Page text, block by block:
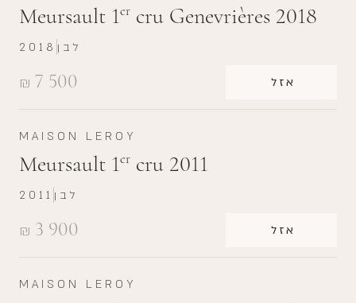
Meursault 1er cru Genevrières 2018
₪ 7 500 אזל
2018 לבן
MAISON LEROY
Meursault 1er cru 2011
₪ 3 900 אזל
2011 לבן
MAISON LEROY